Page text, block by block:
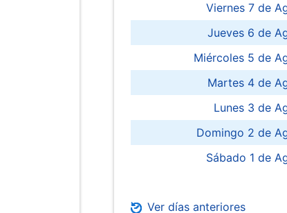
Viernes 7 de
Jueves 6 de
Miércoles 5 de
Martes 4 de
Lunes 3 de
Domingo 2 de
Sábado 1 de
Ver días anteriores